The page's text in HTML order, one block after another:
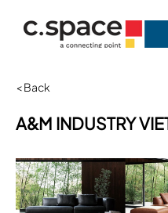
< Back
A&M INDUSTRY